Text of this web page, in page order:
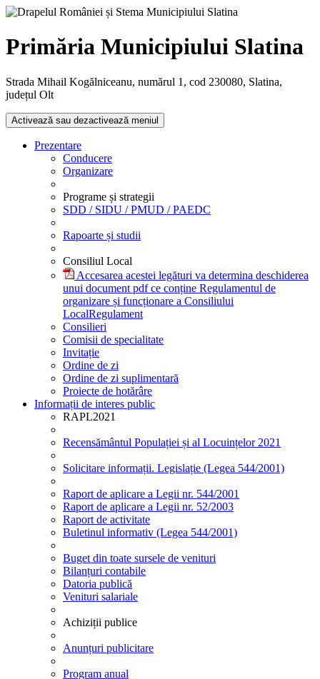
Primăria Municipiului Slatina
Strada Mihail Kogălniceanu, numărul 1, cod 230080, Slatina,
județul Olt
Activează sau dezactivează meniul
Prezentare
Conducere
Organizare
Programe și strategii
SDD / SIDU / PMUD / PAEDC
Rapoarte și studii
Consiliul Local
Accesarea acestei legături va determina deschiderea
unui document pdf ce conține Regulamentul de
organizare și funcționare a Consiliului
LocalRegulament
Consilieri
Comisii de specialitate
Invitație
Ordine de zi
Ordine de zi suplimentară
Proiecte de hotărâre
Informații de interes public
RAPL2021
Recensământul Populației și al Locuințelor 2021
Solicitare informații. Legislație (Legea 544/2001)
Raport de aplicare a Legii nr. 544/2001
Raport de aplicare a Legii nr. 52/2003
Raport de activitate
Buletinul informativ (Legea 544/2001)
Buget din toate sursele de venituri
Bilanțuri contabile
Datoria publică
Venituri salariale
Achiziții publice
Anunțuri publicitare
Program anual